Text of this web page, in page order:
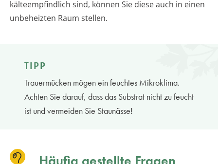
kälteempfindlich sind, können Sie diese auch in einen
unbeheizten Raum stellen.
TIPP
Trauermücken mögen ein feuchtes Mikroklima.
Achten Sie darauf, dass das Substrat nicht zu feucht
ist und vermeiden Sie Staunässe!